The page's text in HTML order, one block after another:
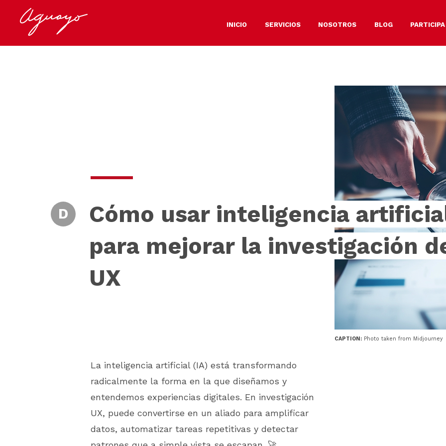
INICIO SERVICIOS NOSOTROS BLOG
D
Cómo usar inteligencia
para mejorar la investigación
UX
La inteligencia artificial (IA) está transformando
radicalmente la forma en la que diseñamos y
entendemos experiencias digitales. En investigación
UX, puede convertirse en un aliado para amplificar
datos, automatizar tareas repetitivas y detectar
CAPTION: Photo taken from Midjourney